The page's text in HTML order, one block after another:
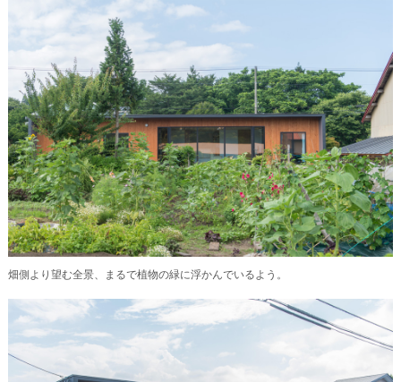
畑側より望む全景、まるで植物の緑に浮かんでいるよう。